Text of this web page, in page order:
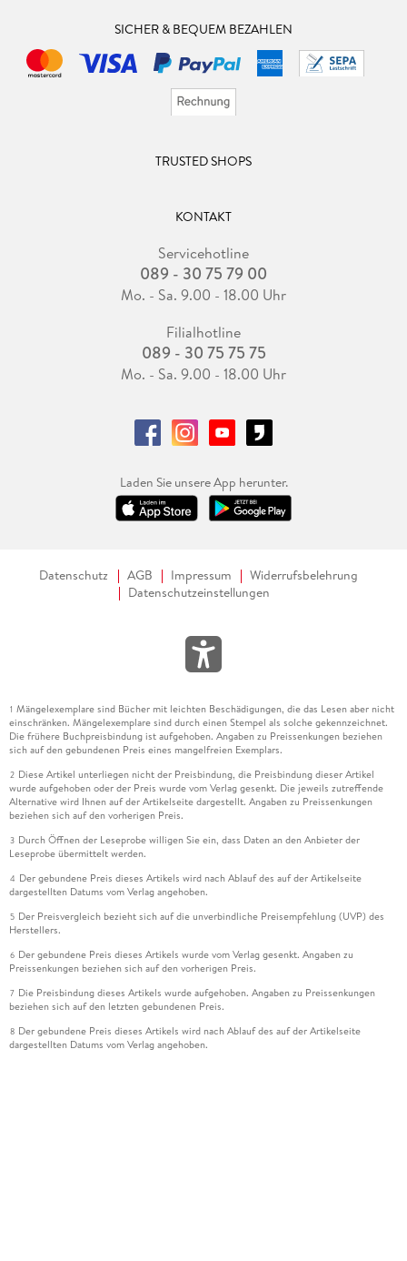
SICHER & BEQUEM BEZAHLEN
TRUSTED SHOPS
KONTAKT
Servicehotline
089 - 30 75 79 00
Mo. - Sa. 9.00 - 18.00 Uhr
Filialhotline
089 - 30 75 75 75
Mo. - Sa. 9.00 - 18.00 Uhr
Laden Sie unsere App herunter.
Datenschutz AGB Impressum
Widerrufsbelehrung
Datenschutzeinstellungen
1 Mängelexemplare sind Bücher mit leichten Beschädigungen, die das Lesen aber nicht
einschränken. Mängelexemplare sind durch einen Stempel als solche gekennzeichnet.
Die frühere Buchpreisbindung ist aufgehoben. Angaben zu Preissenkungen beziehen
sich auf den gebundenen Preis eines mangelfreien Exemplars.
2 Diese Artikel unterliegen nicht der Preisbindung, die Preisbindung dieser Artikel
wurde aufgehoben oder der Preis wurde vom Verlag gesenkt. Die jeweils zutreffende
Alternative wird Ihnen auf der Artikelseite dargestellt. Angaben zu Preissenkungen
beziehen sich auf den vorherigen Preis.
3 Durch Öffnen der Leseprobe willigen Sie ein, dass Daten an den Anbieter der
Leseprobe übermittelt werden.
4 Der gebundene Preis dieses Artikels wird nach Ablauf des auf der Artikelseite
dargestellten Datums vom Verlag angehoben.
5 Der Preisvergleich bezieht sich auf die unverbindliche Preisempfehlung (UVP) des
Herstellers.
6 Der gebundene Preis dieses Artikels wurde vom Verlag gesenkt. Angaben zu
Preissenkungen beziehen sich auf den vorherigen Preis.
7 Die Preisbindung dieses Artikels wurde aufgehoben. Angaben zu Preissenkungen
beziehen sich auf den letzten gebundenen Preis.
8 Der gebundene Preis dieses Artikels wird nach Ablauf des auf der Artikelseite
dargestellten Datums vom Verlag angehoben.